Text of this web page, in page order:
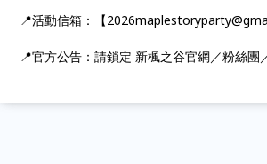
📍活動信箱：【
📍官方公告：請鎖定 新楓之谷官網／粉絲團